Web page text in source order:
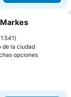
1.541
de la ciudad
opcionesVer